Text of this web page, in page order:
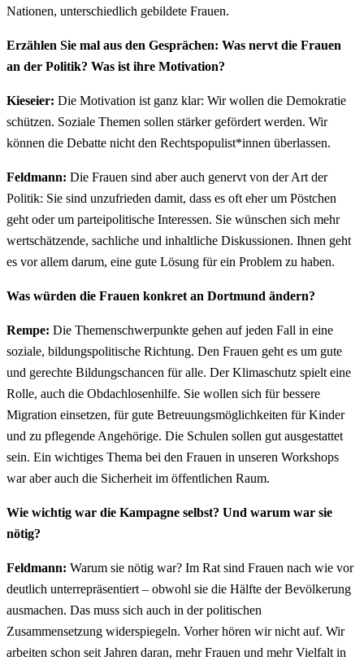
Nationen, unterschiedlich gebildete Frauen.
Erzählen Sie mal aus den Gesprächen: Was nervt die Frauen
an der Politik? Was ist ihre Motivation?
Kieseier: Die Motivation ist ganz klar: Wir wollen die Demokratie
schützen. Soziale Themen sollen stärker gefördert werden. Wir
können die Debatte nicht den Rechtspopulist*innen überlassen.
Feldmann: Die Frauen sind aber auch genervt von der Art der
Politik: Sie sind unzufrieden damit, dass es oft eher um Pöstchen
geht oder um parteipolitische Interessen. Sie wünschen sich mehr
wertschätzende, sachliche und inhaltliche Diskussionen. Ihnen geht
es vor allem darum, eine gute Lösung für ein Problem zu haben.
Was würden die Frauen konkret an Dortmund ändern?
Rempe: Die Themenschwerpunkte gehen auf jeden Fall in eine
soziale, bildungspolitische Richtung. Den Frauen geht es um gute
und gerechte Bildungschancen für alle. Der Klimaschutz spielt eine
Rolle, auch die Obdachlosenhilfe. Sie wollen sich für bessere
Migration einsetzen, für gute Betreuungsmöglichkeiten für Kinder
und zu pflegende Angehörige. Die Schulen sollen gut ausgestattet
sein. Ein wichtiges Thema bei den Frauen in unseren Workshops
war aber auch die Sicherheit im öffentlichen Raum.
Wie wichtig war die Kampagne selbst? Und warum war sie
nötig?
Feldmann: Warum sie nötig war? Im Rat sind Frauen nach wie vor
deutlich unterrepräsentiert – obwohl sie die Hälfte der Bevölkerung
ausmachen. Das muss sich auch in der politischen
Zusammensetzung widerspiegeln. Vorher hören wir nicht auf. Wir
arbeiten schon seit Jahren daran, mehr Frauen und mehr Vielfalt in